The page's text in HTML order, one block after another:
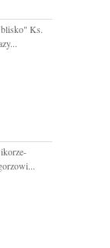
blisko" Ks.